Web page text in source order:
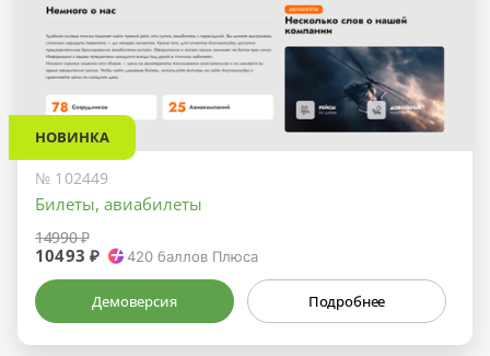
НОВИНКА
№ 102449
Билеты, авиабилеты
14990 ₽
10493 ₽ 420 баллов Плюса
Демоверсия Подробнее